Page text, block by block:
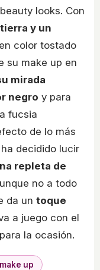
looks. Con
y un
en color tostado
su make up en
mirada
negro y para
fucsia
de lo más
decidido lucir
repleta de
no a todo
da un toque
a juego con el
la ocasión.
up